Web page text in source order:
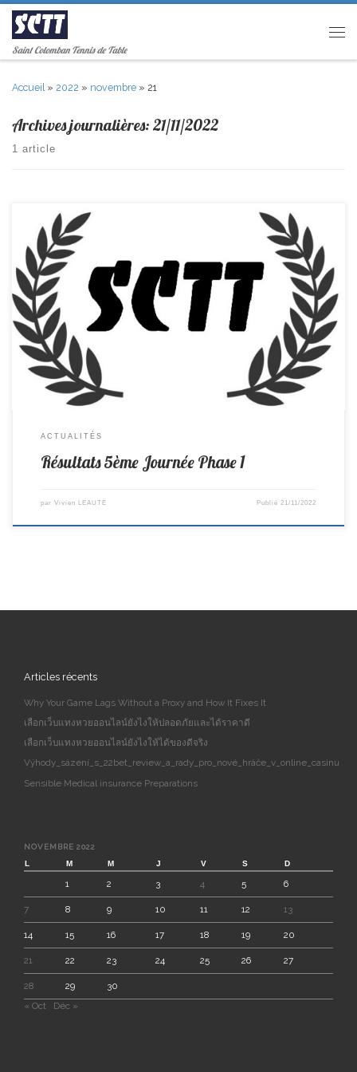
Passer au contenu
Saint Colomban Tennis de Table
Accueil » 2022 » novembre » 21
Archives journalières: 21/11/2022
1 article
R2-> Ste Jamme 8-6 St Colomban PR-> St Colomban – EXEMPT D1-> St
Michel 17–3 St Colomban D3 -> Loroux Bottereau 12–8 St Colomban
Jeunes D2(1)-> Rezé 9–1 St Colomban Jeunes D2(2)-> EPSL 9–1 St
Colomban
ACTUALITÉS
Résultats 5ème Journée Phase 1
par Vivien LEAUTE Publié21/11/2022
Articles récents
Why Your Game Lags Without a Proxy and How It Fixes It
เลือกเว็บแทงหวยออนไลน์ยังไงให้ปลอดภัยและได้ราคาดี
เลือกเว็บแทงหวยออนไลน์ยังไงให้ได้ของดีจริง
Výhody_sázení_s_22bet_review_a_rady_pro_nové_hráče_v_online_casinu
Sensible Medical insurance Preparations
NOVEMBRE 2022
L
M M J V S D
1 2 3 4 5 6
7 8 9 10 11 12 13
14 15 16 17 18 19 20
21 22 23 24 25 26 27
28 29
30
« Oct
Déc »